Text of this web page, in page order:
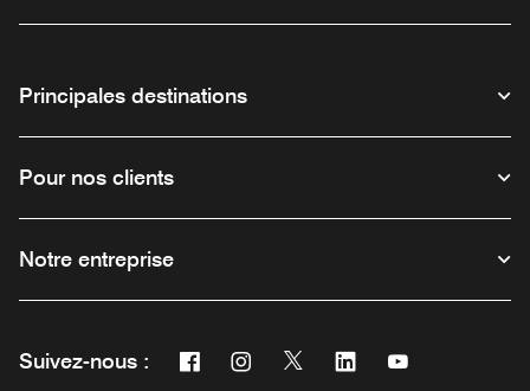
Principales destinations
Pour nos clients
Notre entreprise
Suivez-nous : Facebook
Ouvre une nouvelle fenêtre
Instagram
Ouvre une nouvelle fenêtre
Twitter
Ouvre une nouvelle fenêtre
Linkedin
Ouvre une nouvelle
Ouvre une